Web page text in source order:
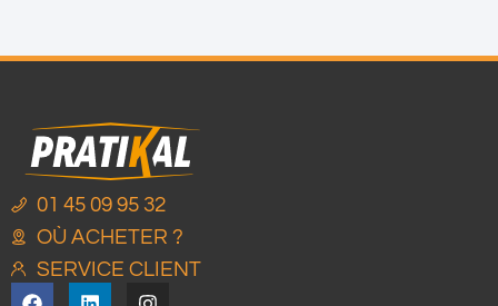
01 45 09 95 32
OÙ ACHETER ?
SERVICE CLIENT